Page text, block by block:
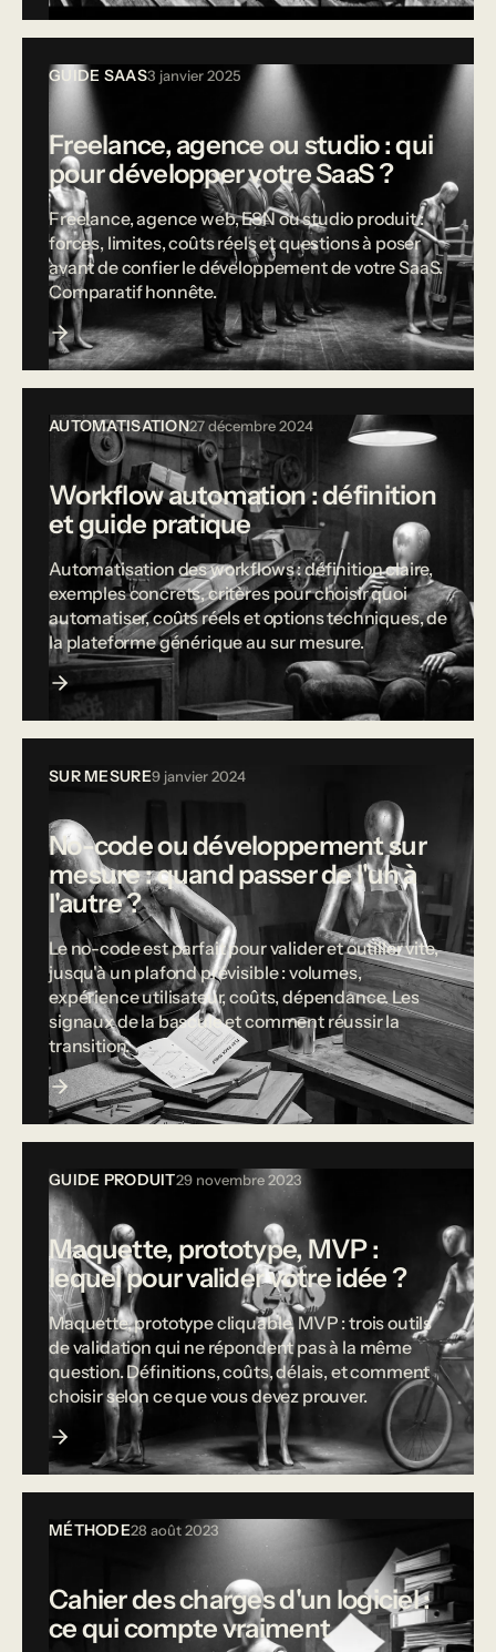
GUIDE SAAS3 janvier 2025
Freelance, agence ou studio : qui
pour développer votre SaaS ?
Freelance, agence web, ESN ou studio produit :
forces, limites, coûts réels et questions à poser
avant de confier le développement de votre SaaS.
Comparatif honnête.
AUTOMATISATION27 décembre 2024
Workflow automation : définition
et guide pratique
Automatisation des workflows : définition claire,
exemples concrets, critères pour choisir quoi
automatiser, coûts réels et options techniques, de
la plateforme générique au sur mesure.
SUR MESURE9 janvier 2024
No-code ou développement sur
mesure : quand passer de l'un à
l'autre ?
Le no-code est parfait pour valider et outiller vite,
jusqu'à un plafond prévisible : volumes,
expérience utilisateur, coûts, dépendance. Les
signaux de la bascule et comment réussir la
transition.
GUIDE PRODUIT29 novembre 2023
Maquette, prototype, MVP :
lequel pour valider votre idée ?
Maquette, prototype cliquable, MVP : trois outils
de validation qui ne répondent pas à la même
question. Définitions, coûts, délais, et comment
choisir selon ce que vous devez prouver.
MÉTHODE28 août 2023
Cahier des charges d'un logiciel :
ce qui compte vraiment